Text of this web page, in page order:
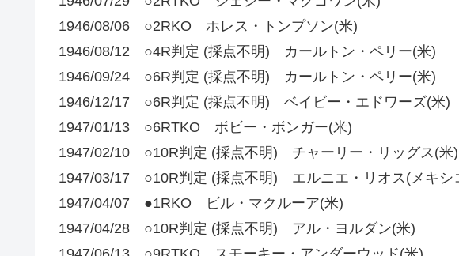
1946/08/06 ○2RKO ホレス・トンプソン(米)
1946/08/12 ○4R判定 (採点不明) カールトン・ペリー(米)
1946/09/24 ○6R判定 (採点不明) カールトン・ペリー(米)
1946/12/17 ○6R判定 (採点不明) ベイビー・エドワーズ(米)
1947/01/13 ○6RTKO ボビー・ボンガー(米)
1947/02/10 ○10R判定 (採点不明) チャーリー・リッグス(米)
1947/03/17 ○10R判定 (採点不明) エルニエ・リオス(メキシ
1947/04/07 ●1RKO ビル・マクルーア(米)
1947/04/28 ○10R判定 (採点不明) アル・ヨルダン(米)